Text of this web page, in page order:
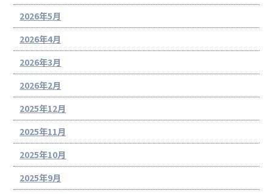
2026年5月
2026年4月
2026年3月
2026年2月
2025年12月
2025年11月
2025年10月
2025年9月